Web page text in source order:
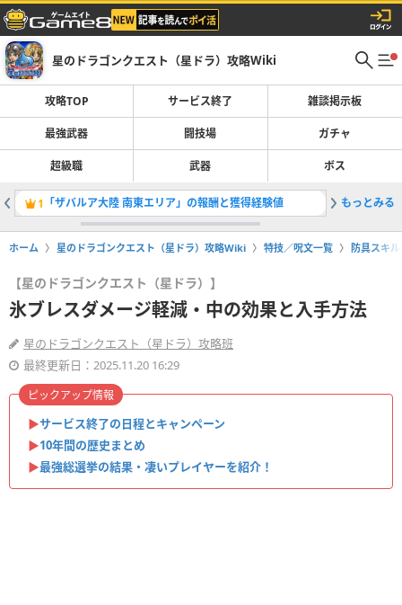
星のドラゴンクエスト（星ドラ）攻略Wiki
攻略TOP サービス終了 雑談掲示板
最強武器 闘技場 ガチャ
超級職 武器 ボス
1 「ザバルア大陸 南東エリア」の報酬と獲得経験値 2イベン
もっとみる
ホーム 星のドラゴンクエスト（星ドラ）攻略Wiki 特技／呪文一覧 防具スキル
【星のドラゴンクエスト（星ドラ）】
氷ブレスダメージ軽減・中の効果と入手方法
星のドラゴンクエスト（星ドラ）攻略班
最終更新日：2025.11.20 16:29
▶︎サービス終了の日程とキャンペーン
▶︎10年間の歴史まとめ
▶︎最強総選挙の結果・凄いプレイヤーを紹介！
ピックアップ情報